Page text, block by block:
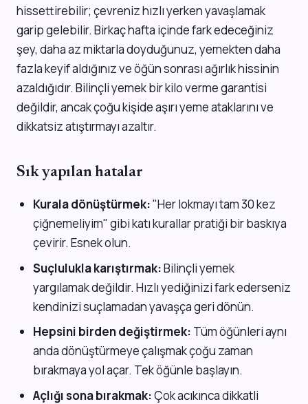
hissettirebilir; çevreniz hızlı yerken yavaşlamak
garip gelebilir. Birkaç hafta içinde fark edeceğiniz
şey, daha az miktarla doyduğunuz, yemekten daha
fazla keyif aldığınız ve öğün sonrası ağırlık hissinin
azaldığıdır. Bilinçli yemek bir kilo verme garantisi
değildir, ancak çoğu kişide aşırı yeme ataklarını ve
dikkatsiz atıştırmayı azaltır.
Sık yapılan hatalar
Kurala dönüştürmek:"Her lokmayı tam 30 kez
çiğnemeliyim" gibi katı kurallar pratiği bir baskıya
çevirir. Esnek olun.
Suçlulukla karıştırmak:Bilinçli yemek
yargılamak değildir. Hızlı yediğinizi fark ederseniz
kendinizi suçlamadan yavaşça geri dönün.
Hepsini birden değiştirmek: Tüm öğünleri aynı
anda dönüştürmeye çalışmak çoğu zaman
bırakmaya yol açar. Tek öğünle başlayın.
Açlığı sona bırakmak:Çok acıkınca dikkatli